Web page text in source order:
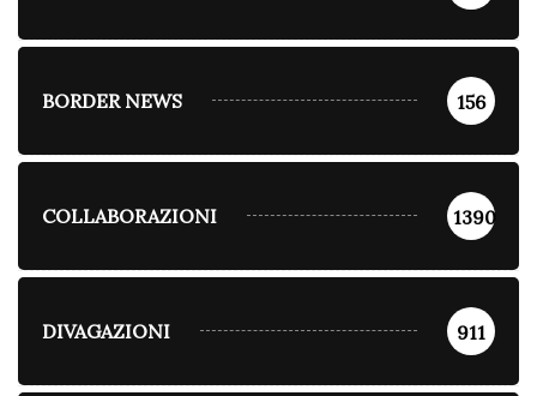
BORDER NEWS 156
COLLABORAZIONI 1390
DIVAGAZIONI 911